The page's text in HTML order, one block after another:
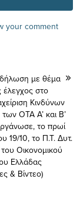
your comment
με θέμα
έλεγχος στο
Κινδύνων
των ΟΤΑ Α’ και Β’
το πρωί
19/10, το Π.Τ. Δυτ.
Οικονομικού
Ελλάδας
& Βίντεο)